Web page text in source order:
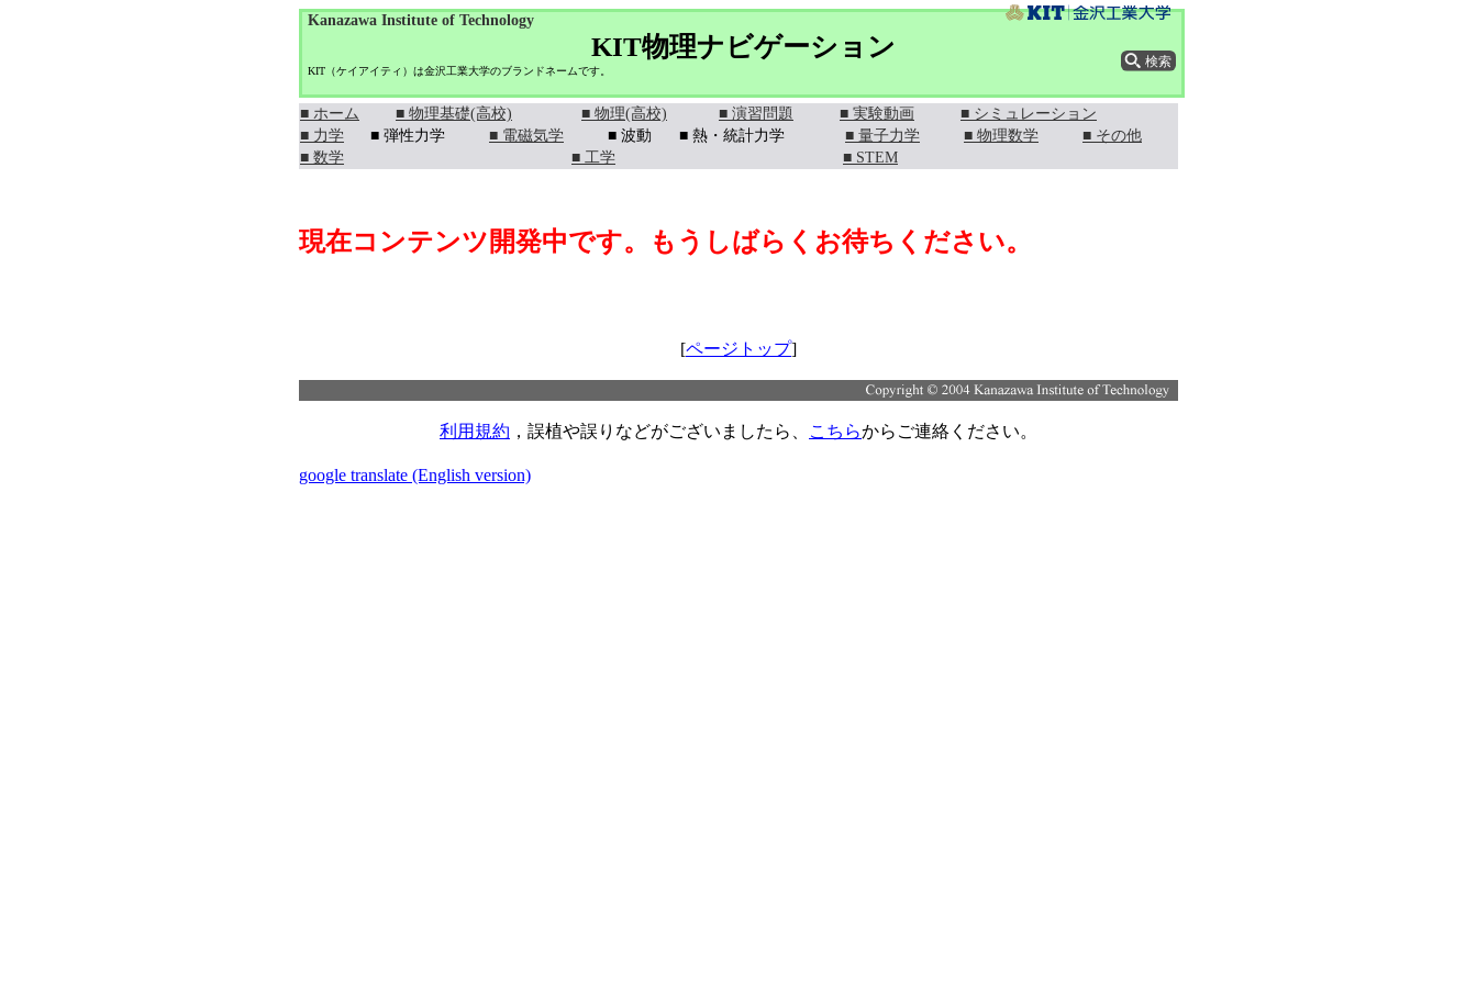
Kanazawa Institute of Technology
KIT物理ナビゲーション
KIT（ケイアイティ）は金沢工業大学のブランドネームです。
■ ホーム ■ 物理基礎(高校) ■ 物理(高校) ■ 演習問題 ■ 実験動画
■ シミュレーション
■ 力学
■ 弾性力学 ■ 電磁気学 ■ 波動 ■ 熱・統計力学 ■ 量子力学 ■ 物理数学
■ その他
■ 数学
■ 工学 ■ STEM
現在コンテンツ開発中です。もうしばらくお待ちください。
[ページトップ]
利用規約 ，誤植や誤りなどがございましたら、 こちらからご連絡ください。
google translate (English version)